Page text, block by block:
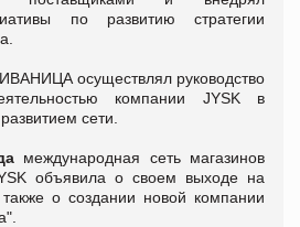
по развитию стратегии
осуществлял руководство
компании JYSK в
сети.
международная сеть магазинов
объявила о своем выходе на
о создании новой компании